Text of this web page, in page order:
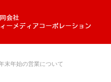
末年始の営業について